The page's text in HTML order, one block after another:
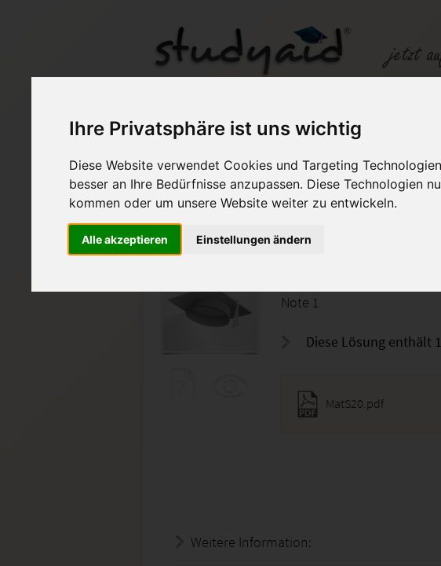
Ihre Privatsphäre ist uns wichtig
Diese Website verwendet Cookies und Targeting
besser an Ihre Bedürfnisse anzupassen. Diese Technologien
kommen oder um unsere Website weiter zu entwickeln.
Alle akzeptieren Einstellungen ändern
Ils Einsendeaufgabe MatS 20
Auf StudyAid.de verkaufen
Note 1
Diese Lösung enthält
MatS20.pdf
Weitere Information: